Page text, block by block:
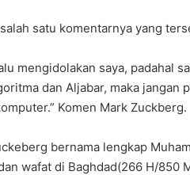
satu komentarnya yang
mengidolakan saya, padahal
dan Aljabar, maka jangan
Komen Mark Zuckberg.
bernama lengkap
wafat di Baghdad(266 H/850